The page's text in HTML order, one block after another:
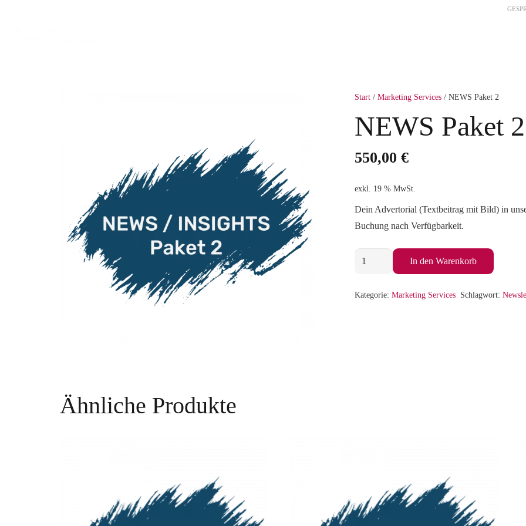
Start/ Marketing Services/ NEWS Paket 2
NEWS Paket 2
550,00 €
exkl. 19 % MwSt.
Dein Advertorial (Textbeitrag mit Bild) in
Buchung nach Verfügbarkeit.
NEWS
In den Warenkorb
Kategorie: Marketing Services Schlagwort:
Ähnliche Produkte